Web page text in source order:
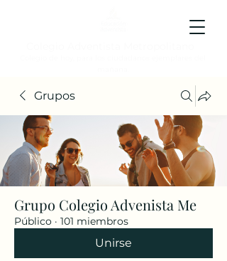
Grupos
Grupo Colegio Advenista Me
Público · 101 miembros
Unirse